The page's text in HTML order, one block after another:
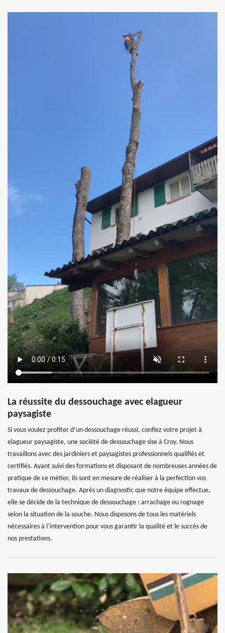
La réussite du dessouchage avec elagueur
paysagiste
Si vous voulez profiter d’un dessouchage réussi, confiez votre projet à
elagueur paysagiste, une société de dessouchage sise à Croy. Nous
travaillons avec des jardiniers et paysagistes professionnels qualifiés et
certifiés. Ayant suivi des formations et disposant de nombreuses années de
pratique de ce métier, ils sont en mesure de réaliser à la perfection vos
travaux de dessouchage. Après un diagnostic que notre équipe effectue,
elle se décide de la technique de dessouchage : arrachage ou rognage
selon la situation de la souche. Nous disposons de tous les matériels
nécessaires à l’intervention pour vous garantir la qualité et le succès de
nos prestations.